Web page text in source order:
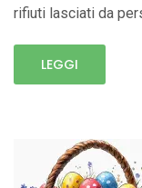
rifiuti lasciati da
LEGGI